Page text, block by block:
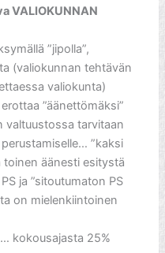
VALIOKUNNAN
”jipolla”,
(valiokunnan tehtävän
valiokunta)
”äänettömäksi”
valtuustossa tarvitaan
”kaksi
toinen äänesti esitystä
ja ”sitoutumaton PS
on mielenkiintoinen
kokousajasta 25%